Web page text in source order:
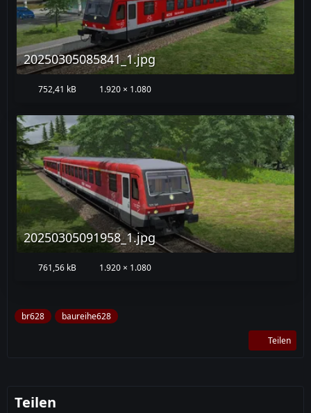
20250305085841_1.jpg
752,41 kB 1.920 × 1.080
20250305091958_1.jpg
761,56 kB 1.920 × 1.080
br628 baureihe628
Teilen
Teilen